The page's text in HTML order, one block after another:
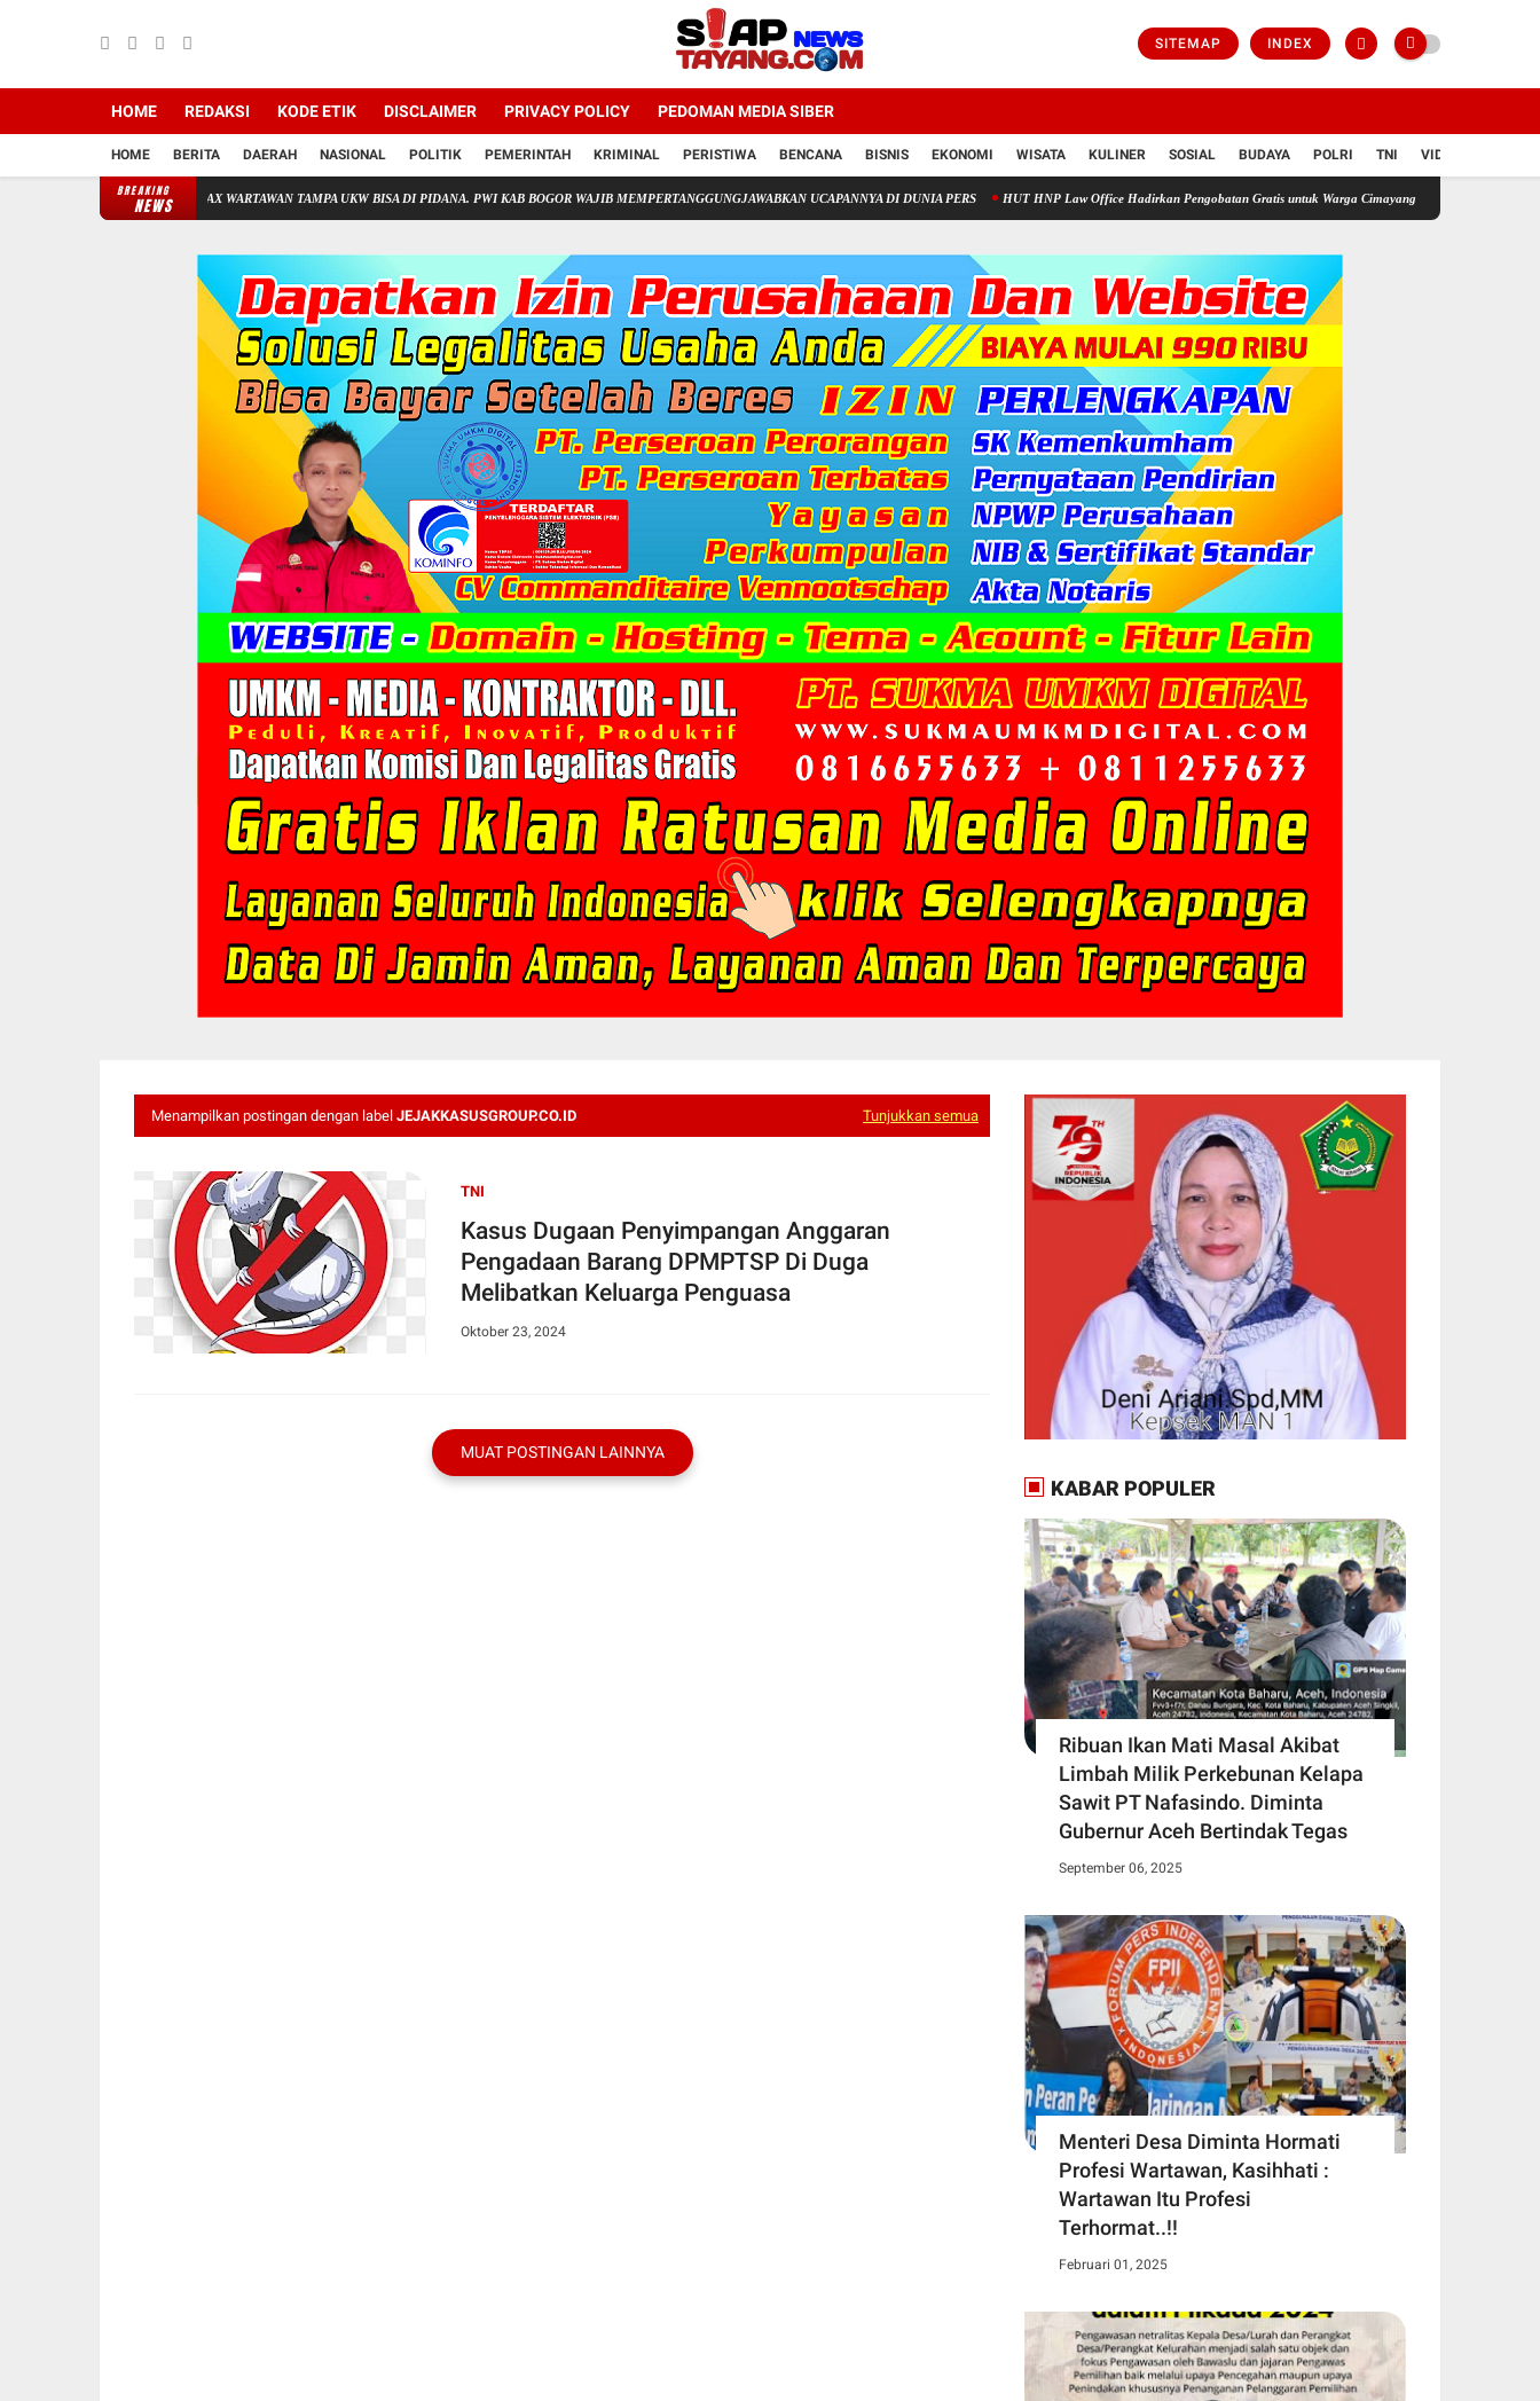
SITEMAP INDEX
HOME REDAKSI KODE ETIK DISCLAIMER PRIVACY POLICY PEDOMAN MEDIA SIBER
HOME BERITA DAERAH NASIONAL POLITIK PEMERINTAH KRIMINAL PERISTIWA BENCANA BISNIS EKONOMI WISATA KULINER SOSIAL BUDAYA POLRI TNI VIDIO
BREAKING
NEWS
NASOMAL : HOAX WARTAWAN TAMPA UKW BISA DI PIDANA. PWI KAB BOGOR WAJIB MEMPERTANGGUNGJAWABKAN UCAPANNYA DI DUNIA PERS HUT HNP Law Office Hadirkan Pengobatan Gratis untuk Warga Cimayang Lengkap dengan Cek Gula Darah
Menampilkan postingan dengan label JEJAKKASUSGROUP.CO.ID Tunjukkan semua
TNI
Kasus Dugaan Penyimpangan Anggaran
Pengadaan Barang DPMPTSP Di Duga
Melibatkan Keluarga Penguasa
Oktober 23, 2024
MUAT POSTINGAN LAINNYA
KABAR POPULER
Ribuan Ikan Mati Masal Akibat
Limbah Milik Perkebunan Kelapa
Sawit PT Nafasindo. Diminta
Gubernur Aceh Bertindak Tegas
September 06, 2025
Menteri Desa Diminta Hormati
Profesi Wartawan, Kasihhati :
Wartawan Itu Profesi
Terhormat..!!
Februari 01, 2025